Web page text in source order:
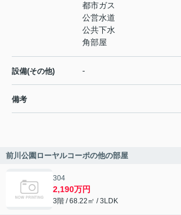
都市ガス
公営水道
公共下水
角部屋
設備(その他) -
備考
前川公園ローヤルコーポの他の部屋
304
2,190万円
3階 / 68.22㎡ / 3LDK